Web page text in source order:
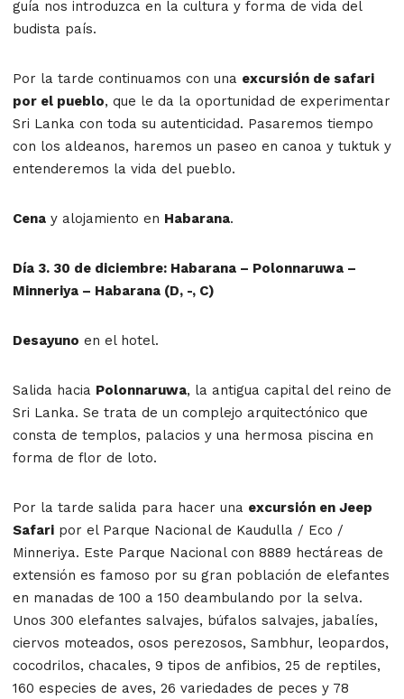
guía nos introduzca en la cultura y forma de vida del
budista país.
Por la tarde continuamos con una excursión de safari
por el pueblo, que le da la oportunidad de experimentar
Sri Lanka con toda su autenticidad. Pasaremos tiempo
con los aldeanos, haremos un paseo en canoa y tuktuk y
entenderemos la vida del pueblo.
Cena y alojamiento en Habarana.
Día 3. 30 de diciembre: Habarana – Polonnaruwa –
Minneriya – Habarana (D, -, C)
Desayuno en el hotel.
Salida hacia Polonnaruwa, la antigua capital del reino de
Sri Lanka. Se trata de un complejo arquitectónico que
consta de templos, palacios y una hermosa piscina en
forma de flor de loto.
Por la tarde salida para hacer una excursión en Jeep
Safari por el Parque Nacional de Kaudulla / Eco /
Minneriya. Este Parque Nacional con 8889 hectáreas de
extensión es famoso por su gran población de elefantes
en manadas de 100 a 150 deambulando por la selva.
Unos 300 elefantes salvajes, búfalos salvajes, jabalíes,
ciervos moteados, osos perezosos, Sambhur, leopardos,
cocodrilos, chacales, 9 tipos de anfibios, 25 de reptiles,
160 especies de aves, 26 variedades de peces y 78